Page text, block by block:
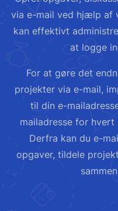
via e-mail ved hjælp af
kan effektivt
at logge
For at gøre det
projekter via e-mail,
til din e-
mailadresse for
Derfra kan du e-
opgaver, tildele